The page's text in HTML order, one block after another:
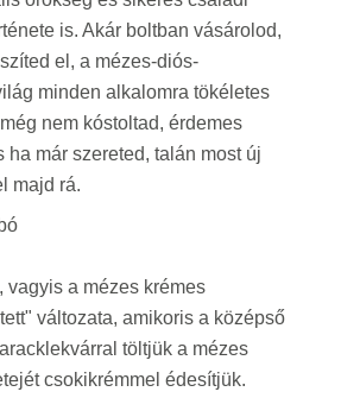
is. Akár boltban vásárolod,
el, a mézes-diós-
minden alkalomra tökéletes
nem kóstoltad, érdemes
ha már szereted, talán most új
majd rá.
vagyis a mézes krémes
változata, amikoris a középső
töltjük a mézes
csokikrémmel édesítjük.